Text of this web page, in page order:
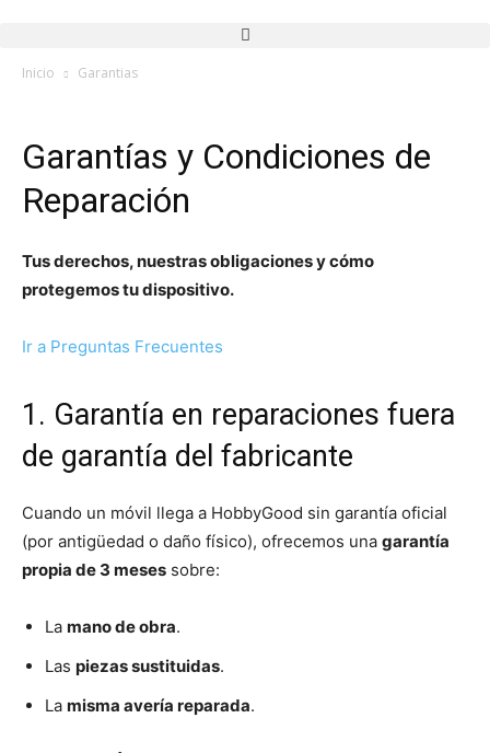
Inicio Garantias
Garantías y Condiciones de
Reparación
Tus derechos, nuestras obligaciones y cómo
protegemos tu dispositivo.
Ir a Preguntas Frecuentes
1. Garantía en reparaciones fuera
de garantía del fabricante
Cuando un móvil llega a HobbyGood sin garantía oficial
(por antigüedad o daño físico), ofrecemos una garantía
propia de 3 meses sobre:
La mano de obra.
Las piezas sustituidas.
La misma avería reparada.